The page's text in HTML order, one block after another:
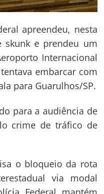
apreendeu, nesta
skunk e prendeu um
Internacional
embarcar com
para Guarulhos/SP.
para a audiência de
crime de tráfico de
o bloqueio da rota
via modal